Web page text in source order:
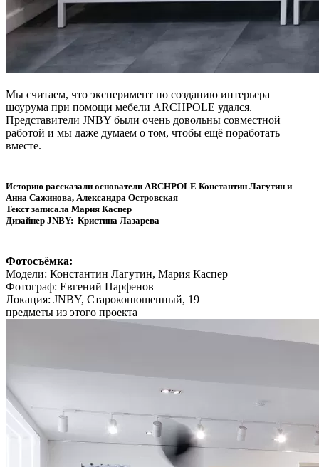
Мы считаем, что эксперимент по созданию интерьера
шоурума при помощи мебели ARCHPOLE удался.
Представители JNBY были очень довольны совместной
работой и мы даже думаем о том, чтобы ещё поработать
вместе.
Историю рассказали основатели ARCHPOLE Константин Лагутин и
Анна Сажинова, Александра Островская
Текст записала Мария Каспер
Дизайнер JNBY: Кристина Лазарева
Фотосъёмка:
Модели: Константин Лагутин, Мария Каспер
Фотограф: Евгений Парфенов
Локация: JNBY, Староконюшенный, 19
предметы из этого проекта